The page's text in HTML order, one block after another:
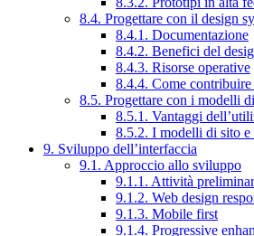
8.4. Progettare con il design
8.4.1. Documentazione
8.4.2. Benefici del
8.4.3. Risorse operative
8.4.4. Come
8.5. Progettare con i modelli
8.5.1. Vantaggi
8.5.2. I modelli di sito
9. Sviluppo dell’interfaccia
9.1. Approccio allo sviluppo
9.1.1. Attività
9.1.2. Web design
9.1.3. Mobile first
9.1.4. Progressive